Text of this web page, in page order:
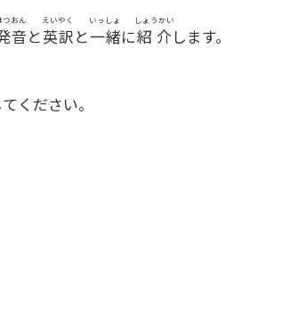
音
つおん
と英訳
えいやく
と一緒
いっしょ
に紹介
しょうかい
します。
てください。